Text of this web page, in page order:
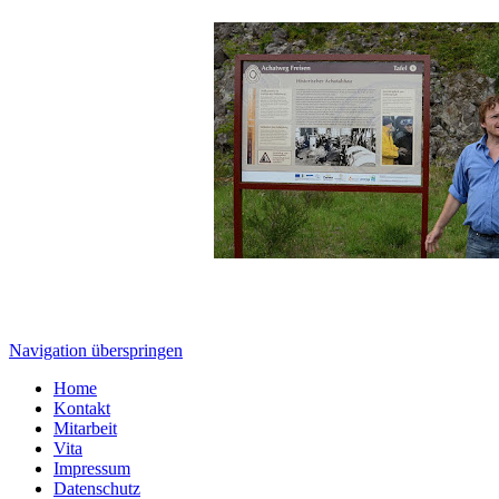
Navigation überspringen
Home
Kontakt
Mitarbeit
Vita
Impressum
Datenschutz